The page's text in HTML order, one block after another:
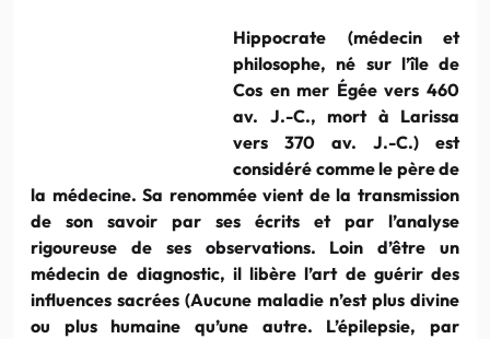
Hippocrate (médecin et
philosophe, né sur l’île de
Cos en mer Égée vers 460
av. J.-C., mort à Larissa
vers 370 av. J.-C.) est
considéré comme le père de
la médecine. Sa renommée vient de la transmission
de son savoir par ses écrits et par l’analyse
rigoureuse de ses observations. Loin d’être un
médecin de diagnostic, il libère l’art de guérir des
influences sacrées (Aucune maladie n’est plus divine
ou plus humaine qu’une autre. L’épilepsie, par